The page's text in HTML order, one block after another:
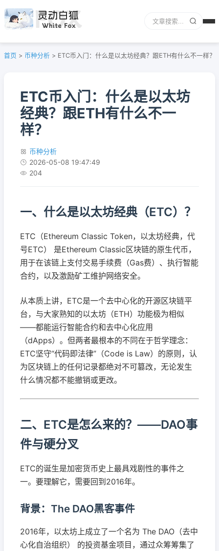
首页 > 币种分析 > ETC币入门：什么是以太坊经典？跟ETH有什么不一样？
ETC币入门：什么是以太坊
经典？跟ETH有什么不一
样？
币种分析
2026-05-08 19:47:49
204
一、什么是以太坊经典（ETC）？
ETC（Ethereum Classic Token，以太坊经典，代
号ETC） 是Ethereum Classic区块链的原生代币，
用于在该链上支付交易手续费（Gas费）、执行智能
合约，以及激励矿工维护网络安全。
从本质上讲，ETC是一个去中心化的开源区块链平
台，与大家熟知的以太坊（ETH）功能极为相似
——都能运行智能合约和去中心化应用
（dApps）。但两者最根本的不同在于哲学理念：
ETC坚守“代码即法律”（Code is Law）的原则，认
为区块链上的任何记录都绝对不可篡改，无论发生
什么情况都不能撤销或更改。
二、ETC是怎么来的？——DAO事
件与硬分叉
ETC的诞生是加密货币史上最具戏剧性的事件之
一。要理解它，需要回到2016年。
背景：The DAO黑客事件
2016年，以太坊上成立了一个名为 The DAO（去中
心化自治组织） 的投资基金项目，通过众筹筹集了